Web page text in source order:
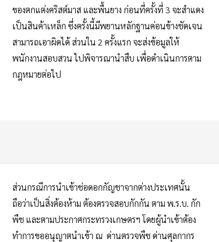
ของตกแต่งคริสต์มาส และพื้นยาง ก่อนที่ครั้งที่ 3 จะสำแดง
เป็นสินค้าเหล็ก ซึ่งครั้งนี้มีพยานหลักฐานค่อนข้างชัดเจน
สามารถเอาผิดได้ ส่วนใน 2 ครั้งแรก จะส่งข้อมูลให้
พนักงานสอบสวน ไปพิจารณานำสืบ เพื่อดำเนินการตาม
กฎหมายต่อไป
ส่วนกรณีการนำเข้าช่อดอกกัญชาจากต่างประเทศนั้น
ถือว่าเป็นสิ่งต้องห้าม ต้องตรวจสอบกักกัน ตาม พ.ร.บ. กัก
พืช และตามประกาศกระทรวงเกษตรฯ โดยผู้นำเข้าต้อง
ทำการขออนุญาตนำเข้า ณ ด่านตรวจพืช ด่านศุลกากร